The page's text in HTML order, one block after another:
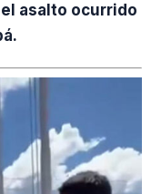
asalto ocurrido